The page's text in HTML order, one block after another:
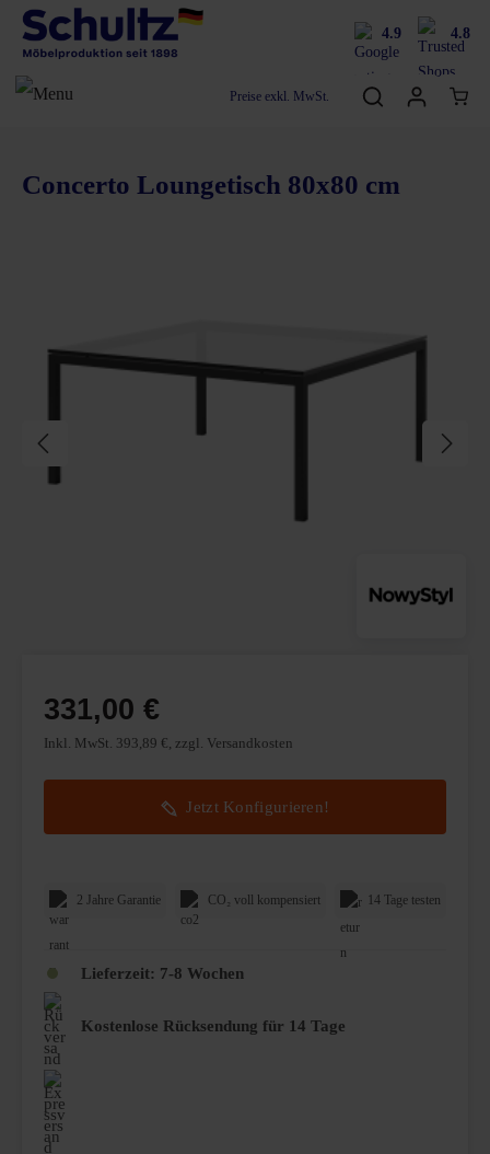
4.9 4.8
Preise exkl. MwSt.
Concerto Loungetisch 80x80 cm
2 Jahre Garantie CO₂ voll kompensiert 14 Tage testen
Lieferzeit: 7-8 Wochen
Kostenlose Rücksendung für 14 Tage
331,00 €
Inkl. MwSt. 393,89 €, zzgl. Versandkosten
Jetzt Konfigurieren!